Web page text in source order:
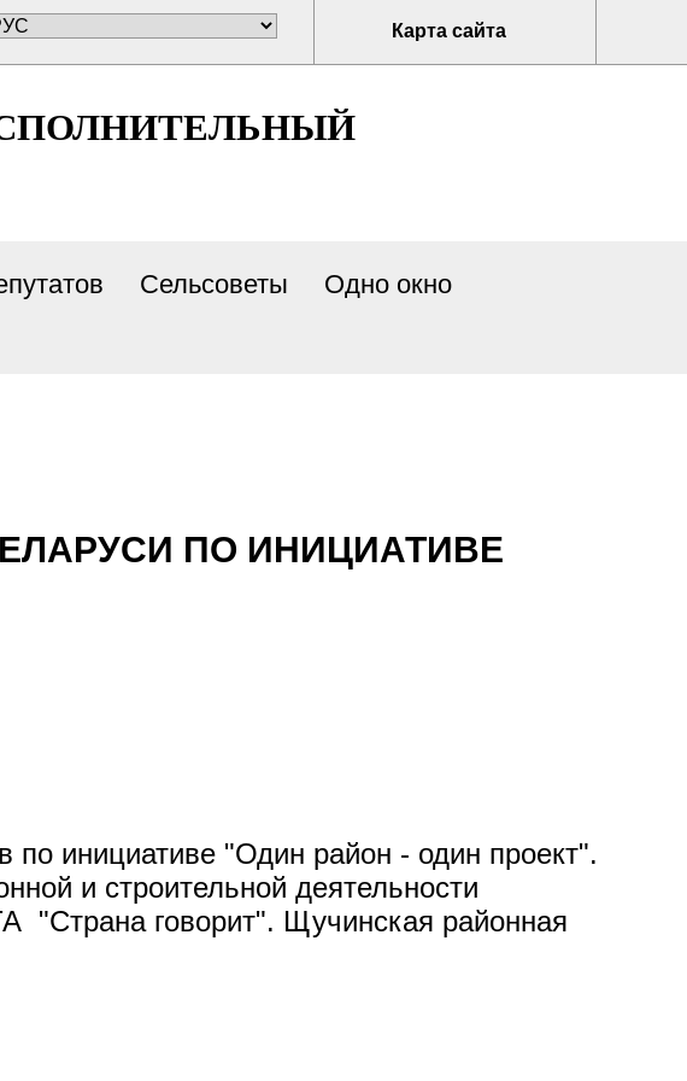
Карта сайта
Сельсоветы
Одно окно
ПО ИНИЦИАТИВЕ
по инициативе "Один район - один проект".
и строительной деятельности
"Страна говорит". Щучинская районная